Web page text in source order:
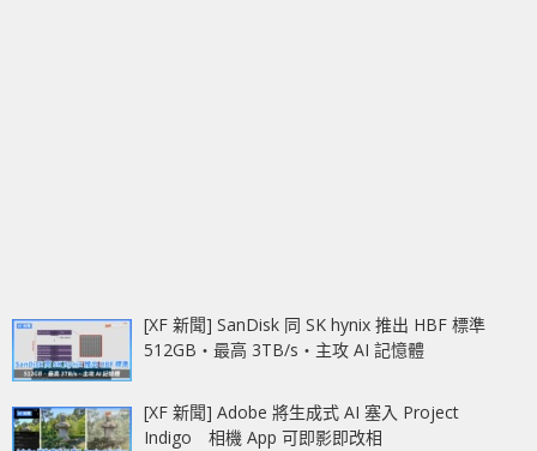
[XF 新聞] SanDisk 同 SK hynix 推出 HBF 標準
512GB‧最高 3TB/s‧主攻 AI 記憶體
[XF 新聞] Adobe 將生成式 AI 塞入 Project
Indigo 相機 App 可即影即改相